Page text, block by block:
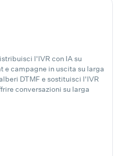
l'IVR con IA su
e campagne in uscita su larga
DTMF e sostituisci l'IVR
conversazioni su larga